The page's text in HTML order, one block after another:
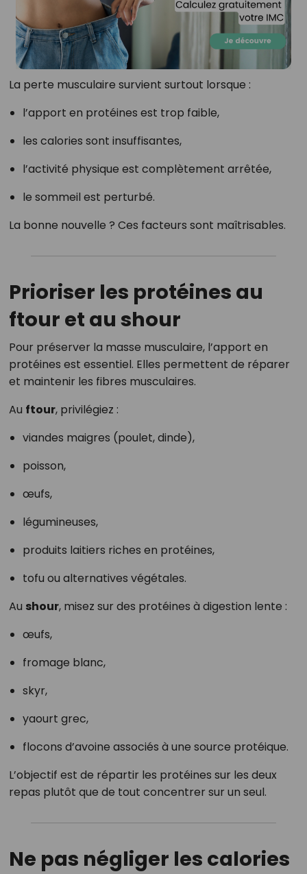
La perte musculaire survient surtout lorsque :
l’apport en protéines est trop faible,
les calories sont insuffisantes,
l’activité physique est complètement arrêtée,
le sommeil est perturbé.
La bonne nouvelle ? Ces facteurs sont maîtrisables.
Prioriser les protéines au
ftour et au shour
Pour préserver la masse musculaire, l’apport en
protéines est essentiel. Elles permettent de réparer
et maintenir les fibres musculaires.
Au ftour, privilégiez :
viandes maigres (poulet, dinde),
poisson,
œufs,
légumineuses,
produits laitiers riches en protéines,
tofu ou alternatives végétales.
Au shour, misez sur des protéines à digestion lente :
œufs,
fromage blanc,
skyr,
yaourt grec,
flocons d’avoine associés à une source protéique.
L’objectif est de répartir les protéines sur les deux
repas plutôt que de tout concentrer sur un seul.
Ne pas négliger les calories